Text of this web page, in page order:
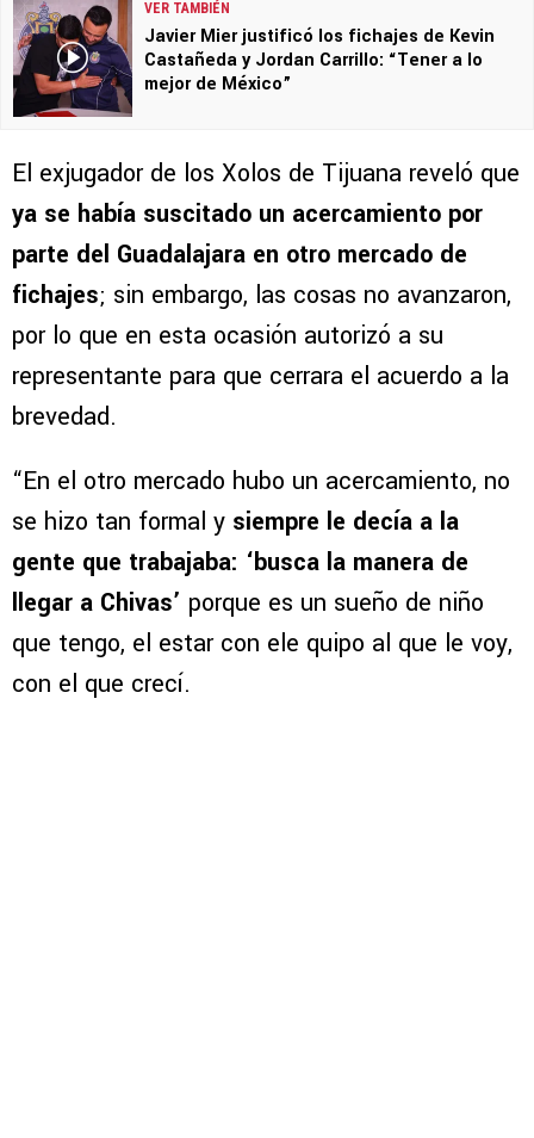
VER TAMBIÉN
Javier Mier justificó los fichajes de Kevin
Castañeda y Jordan Carrillo: “Tener a lo
mejor de México”
El exjugador de los Xolos de Tijuana reveló que
ya se había suscitado un acercamiento por
parte del Guadalajara en otro mercado de
fichajes; sin embargo, las cosas no avanzaron,
por lo que en esta ocasión autorizó a su
representante para que cerrara el acuerdo a la
brevedad.
“En el otro mercado hubo un acercamiento, no
se hizo tan formal y siempre le decía a la
gente que trabajaba: ‘busca la manera de
llegar a Chivas’ porque es un sueño de niño
que tengo, el estar con ele quipo al que le voy,
con el que crecí.